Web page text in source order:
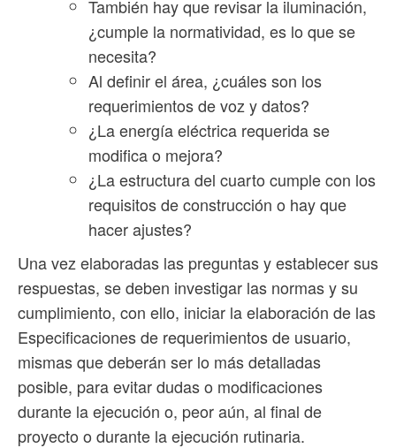
También hay que revisar la iluminación,
¿cumple la normatividad, es lo que se
necesita?
Al definir el área, ¿cuáles son los
requerimientos de voz y datos?
¿La energía eléctrica requerida se
modifica o mejora?
¿La estructura del cuarto cumple con los
requisitos de construcción o hay que
hacer ajustes?
Una vez elaboradas las preguntas y establecer sus
respuestas, se deben investigar las normas y su
cumplimiento, con ello, iniciar la elaboración de las
Especificaciones de requerimientos de usuario,
mismas que deberán ser lo más detalladas
posible, para evitar dudas o modificaciones
durante la ejecución o, peor aún, al final de
proyecto o durante la ejecución rutinaria.